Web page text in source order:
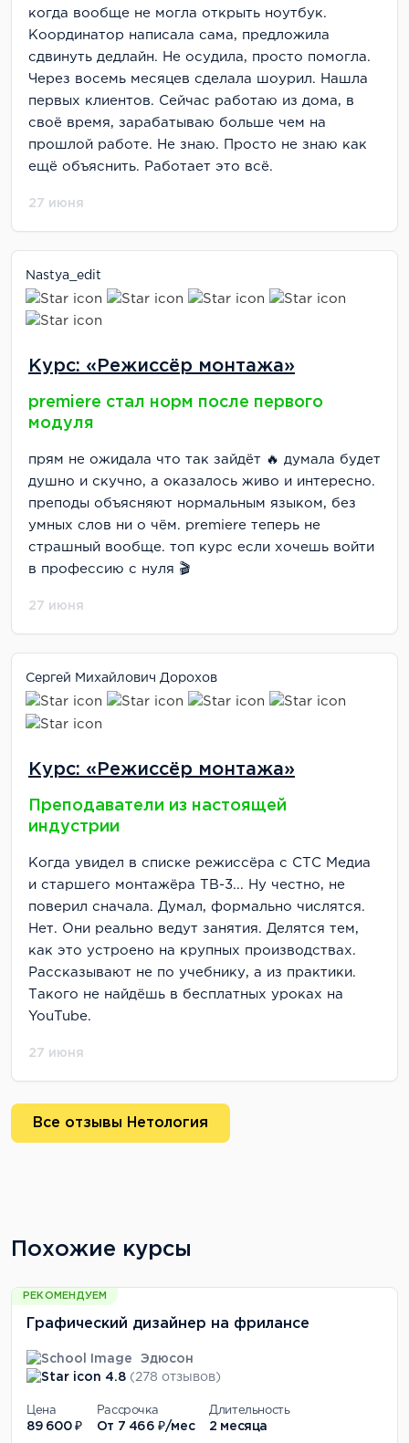
когда вообще не могла открыть ноутбук.
Координатор написала сама, предложила
сдвинуть дедлайн. Не осудила, просто помогла.
Через восемь месяцев сделала шоурил. Нашла
первых клиентов. Сейчас работаю из дома, в
своё время, зарабатываю больше чем на
прошлой работе. Не знаю. Просто не знаю как
ещё объяснить. Работает это всё.
27 июня
Nastya_edit
Курс: «Режиссёр монтажа»
premiere стал норм после первого
модуля
прям не ожидала что так зайдёт 🔥 думала будет
душно и скучно, а оказалось живо и интересно.
преподы объясняют нормальным языком, без
умных слов ни о чём. premiere теперь не
страшный вообще. топ курс если хочешь войти
в профессию с нуля 🎬
27 июня
Сергей Михайлович Дорохов
Курс: «Режиссёр монтажа»
Преподаватели из настоящей
индустрии
Когда увидел в списке режиссёра с СТС Медиа
и старшего монтажёра ТВ-3... Ну честно, не
поверил сначала. Думал, формально числятся.
Нет. Они реально ведут занятия. Делятся тем,
как это устроено на крупных производствах.
Рассказывают не по учебнику, а из практики.
Такого не найдёшь в бесплатных уроках на
YouTube.
27 июня
Все отзывы Нетология
Похожие курсы
РЕКОМЕНДУЕМ
Графический дизайнер на фрилансе
Эдюсон
4.8 (278 отзывов)
Цена
89 600 ₽
Рассрочка
От 7 466 ₽/мес
Длительность
2 месяца